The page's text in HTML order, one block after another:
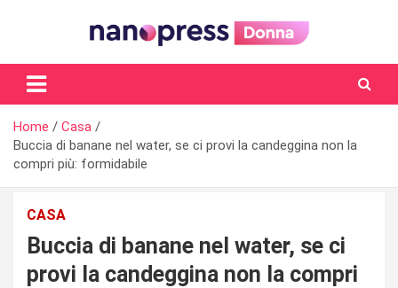
Il magazine femminile di Nanopress.it
Home
Casa
Buccia di banane nel water, se ci provi la candeggina non la
compri più: formidabile
CASA
Buccia di banane nel water, se ci
provi la candeggina non la compri